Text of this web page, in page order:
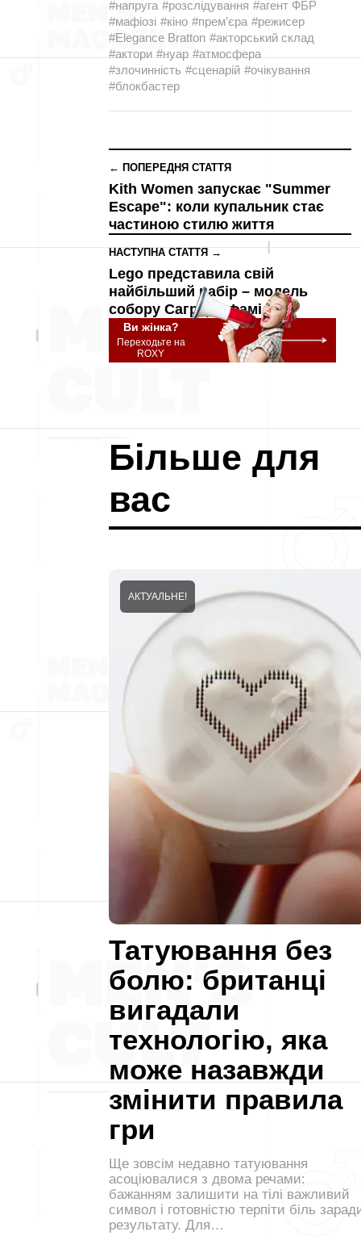
#напруга #розслідування #агент ФБР
#мафіозі #кіно #прем’єра #режисер
#Elegance Bratton #акторський склад
#актори #нуар #атмосфера
#злочинність #сценарій #очікування
#блокбастер
← ПОПЕРЕДНЯ СТАТТЯ
Kith Women запускає "Summer
Escape": коли купальник стає
частиною стилю життя
НАСТУПНА СТАТТЯ →
Lego представила свій
найбільший набір – модель
собору Саграда Фамілія
Ви жінка?
Переходьте на
ROXY
Більше для
вас
Татуювання без
болю: британці
вигадали
технологію, яка
може назавжди
змінити правила
гри
АКТУАЛЬНЕ!
Ще зовсім недавно татуювання
асоціювалися з двома речами:
бажанням залишити на тілі важливий
символ і готовністю терпіти біль
результату. Для…